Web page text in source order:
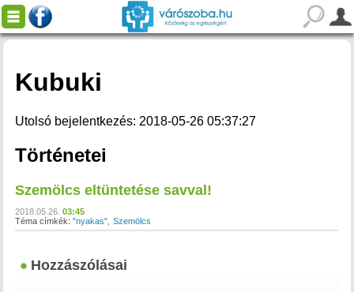
Kubuki
Utolsó bejelentkezés: 2018-05-26 05:37:27
Történetei
Szemölcs eltüntetése savval!
2018.05.26. 03:45
Téma címkék: "nyakas" Szemölcs
Hozzászólásai